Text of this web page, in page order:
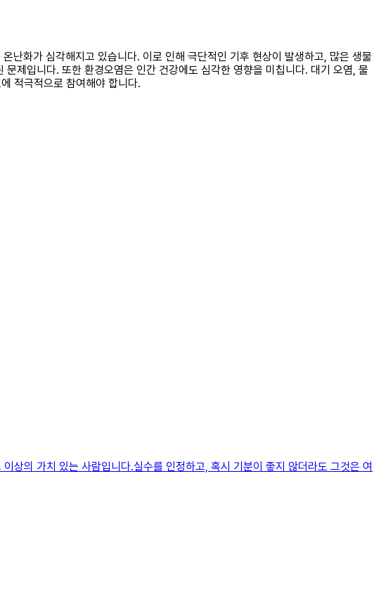
난화가 심각해지고 있습니다. 이로 인해 극단적인 기후 현상이 발생하고, 많은 생물
제입니다. 또한 환경오염은 인간 건강에도 심각한 영향을 미칩니다. 대기 오염, 물
적극적으로 참여해야 합니다.
상의 가치 있는 사람입니다.실수를 인정하고, 혹시 기분이 좋지 않더라도 그것은 여